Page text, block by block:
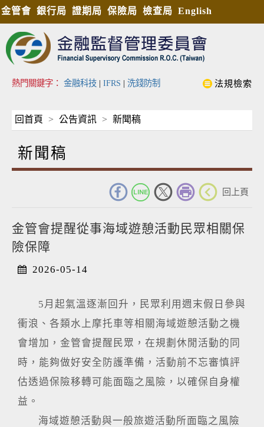
金管會 銀行局 證期局 保險局 檢查局 English
熱門關鍵字： 金融科技 | IFRS | 洗錢防制 法規檢索
回首頁 公告資訊 新聞稿
新聞稿
回上頁
金管會提醒從事海域遊憩活動民眾相關保
險保障
2026-05-14
5月起氣溫逐漸回升，民眾利用週末假日參與
衝浪、各類水上摩托車等相關海域遊憩活動之機
會增加，金管會提醒民眾，在規劃休閒活動的同
時，能夠做好安全防護準備，活動前不忘審慎評
估透過保險移轉可能面臨之風險，以確保自身權
益。
海域遊憩活動與一般旅遊活動所面臨之風險